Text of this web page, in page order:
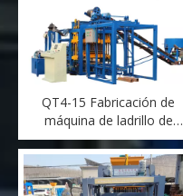
QT4-15 Fabricación de
máquina de ladrillo de
cemento de cemento de
hormigón de hormigón
completamente automático